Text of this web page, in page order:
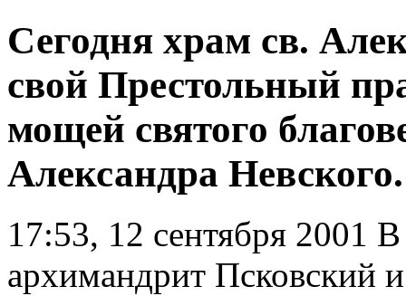
Сегодня храм св.
свой Престольный
мощей святого
Александра Невского.
17:53, 12 сентября 2001 В
архимандрит Псковский